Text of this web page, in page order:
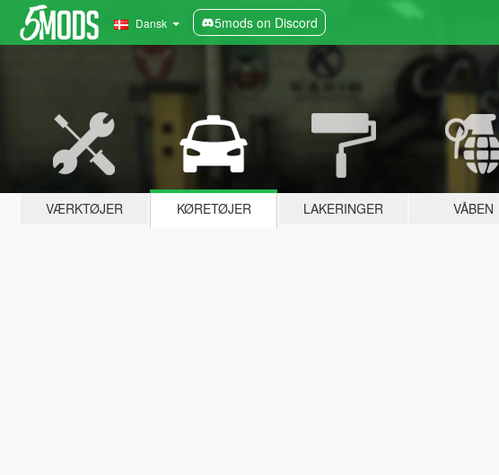
Dansk 5mods on Discord
VÆRKTØJER KØRETØJER LAKERINGER VÅBEN